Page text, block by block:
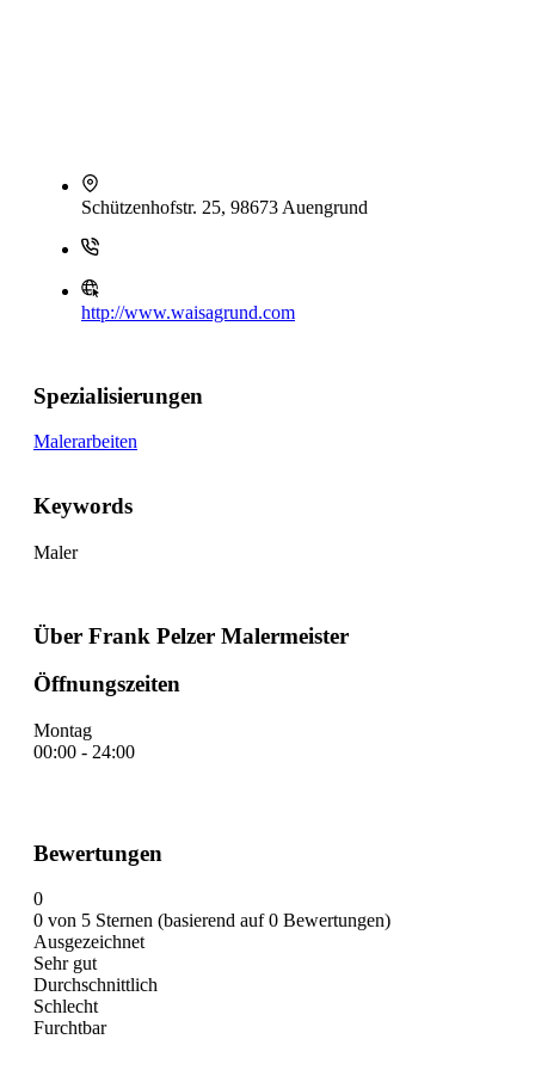
Schützenhofstr. 25, 98673 Auengrund
http://www.waisagrund.com
Spezialisierungen
Malerarbeiten
Keywords
Maler
Über Frank Pelzer Malermeister
Öffnungszeiten
Montag
00:00 - 24:00
Bewertungen
0
0 von 5 Sternen (basierend auf 0 Bewertungen)
Ausgezeichnet
Sehr gut
Durchschnittlich
Schlecht
Furchtbar